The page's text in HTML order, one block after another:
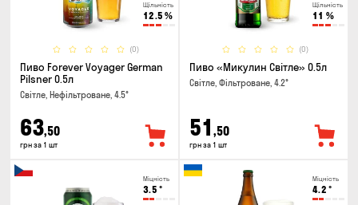
Щільність
12.5 %
(0)
Пиво Forever Voyager German
Pilsner 0.5л
Світле, Нефільтроване, 4.5°
63,50
грн за 1 шт
Щільність
11 %
(0)
Пиво «Микулин Світле» 0.5л
Світле, Фільтроване, 4.2°
51 ,50
грн за 1 шт
Міцність
3.5 °
Міцність
4.2 °